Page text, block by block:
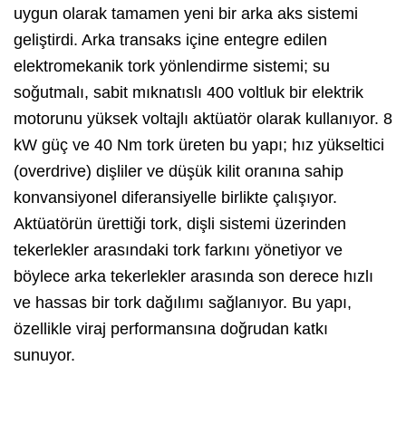
uygun olarak tamamen yeni bir arka aks sistemi
geliştirdi. Arka transaks içine entegre edilen
elektromekanik tork yönlendirme sistemi; su
soğutmalı, sabit mıknatıslı 400 voltluk bir elektrik
motorunu yüksek voltajlı aktüatör olarak kullanıyor. 8
kW güç ve 40 Nm tork üreten bu yapı; hız yükseltici
(overdrive) dişliler ve düşük kilit oranına sahip
konvansiyonel diferansiyelle birlikte çalışıyor.
Aktüatörün ürettiği tork, dişli sistemi üzerinden
tekerlekler arasındaki tork farkını yönetiyor ve
böylece arka tekerlekler arasında son derece hızlı
ve hassas bir tork dağılımı sağlanıyor. Bu yapı,
özellikle viraj performansına doğrudan katkı
sunuyor.